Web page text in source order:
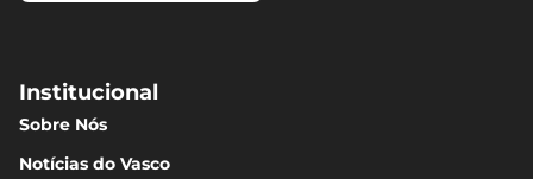
Institucional
Sobre Nós
Notícias do Vasco